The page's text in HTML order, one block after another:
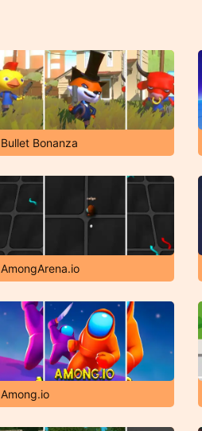
Bullet Bonanza
AmongArena.io
Among.io